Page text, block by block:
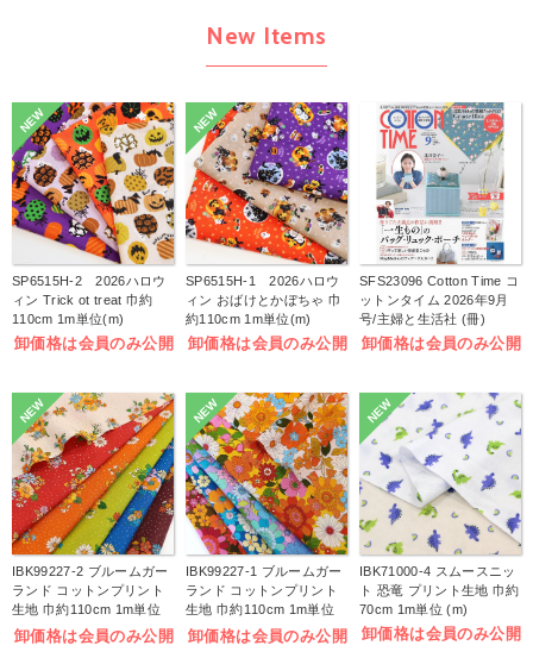
New Items
NEW
SP6515H-2 2026ハロウ
ィン Trick ot treat 巾約
110cm 1m単位(m)
卸価格は会員のみ公開
NEW
SP6515H-1 2026ハロウ
ィン おばけとかぼちゃ 巾
約110cm 1m単位(m)
卸価格は会員のみ公開
SFS23096 Cotton Time コ
ットンタイム 2026年9月
号/主婦と生活社 (冊)
卸価格は会員のみ公開
NEW
IBK99227-2 ブルームガー
ランド コットンプリント
生地 巾約110cm 1m単位
(m)
卸価格は会員のみ公開
NEW
IBK99227-1 ブルームガー
ランド コットンプリント
生地 巾約110cm 1m単位
(m)
卸価格は会員のみ公開
NEW
IBK71000-4 スムースニッ
ト 恐竜 プリント生地 巾約
70cm 1m単位 (m)
卸価格は会員のみ公開